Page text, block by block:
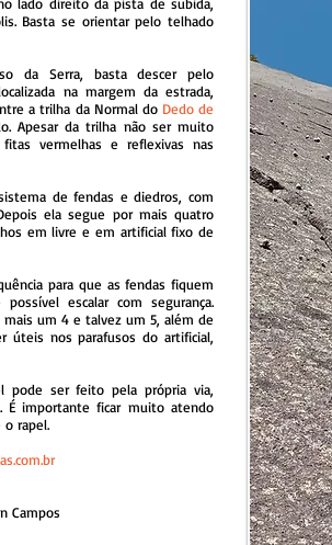
Basta se orientar pelo telhado
da Serra, basta descer pelo
na margem da estrada,
a trilha da Normal do Dedo de
Apesar da trilha não ser muito
vermelhas e reflexivas nas
de fendas e diedros, com
ela segue por mais quatro
em livre e em artificial fixo de
para que as fendas fiquem
escalar com segurança.
mais um 4 e talvez um 5, além de
úteis nos parafusos do artificial,
pode ser feito pela própria via,
É importante ficar muito atendo
o rapel.
Campos